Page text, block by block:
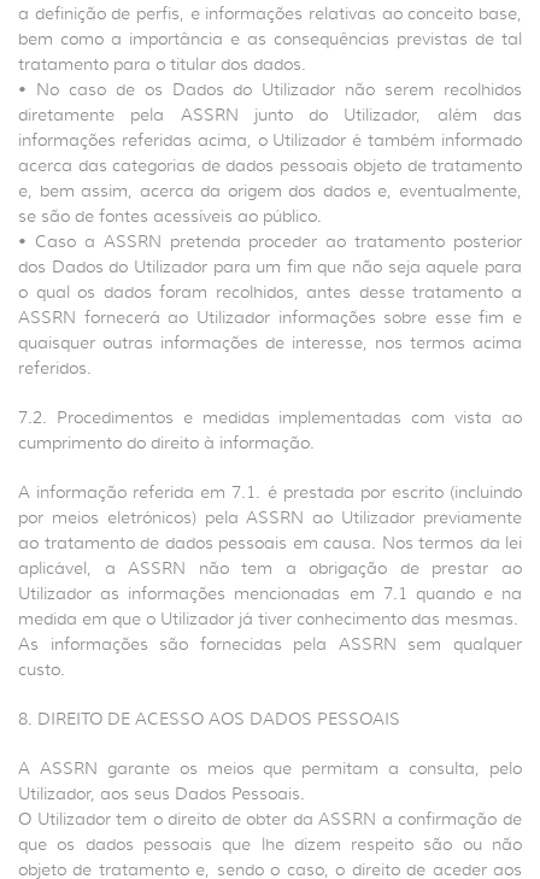
a definição de perfis, e informações relativas ao conceito base,
bem como a importância e as consequências previstas de tal
tratamento para o titular dos dados.
• No caso de os Dados do Utilizador não serem recolhidos
diretamente pela ASSRN junto do Utilizador, além das
informações referidas acima, o Utilizador é também informado
acerca das categorias de dados pessoais objeto de tratamento
e, bem assim, acerca da origem dos dados e, eventualmente,
se são de fontes acessíveis ao público.
• Caso a ASSRN pretenda proceder ao tratamento posterior
dos Dados do Utilizador para um fim que não seja aquele para
o qual os dados foram recolhidos, antes desse tratamento a
ASSRN fornecerá ao Utilizador informações sobre esse fim e
quaisquer outras informações de interesse, nos termos acima
referidos.
7.2. Procedimentos e medidas implementadas com vista ao
cumprimento do direito à informação.
A informação referida em 7.1. é prestada por escrito (incluindo
por meios eletrónicos) pela ASSRN ao Utilizador previamente
ao tratamento de dados pessoais em causa. Nos termos da lei
aplicável, a ASSRN não tem a obrigação de prestar ao
Utilizador as informações mencionadas em 7.1 quando e na
medida em que o Utilizador já tiver conhecimento das mesmas.
As informações são fornecidas pela ASSRN sem qualquer
custo.
8. DIREITO DE ACESSO AOS DADOS PESSOAIS
A ASSRN garante os meios que permitam a consulta, pelo
Utilizador, aos seus Dados Pessoais.
O Utilizador tem o direito de obter da ASSRN a confirmação de
que os dados pessoais que lhe dizem respeito são ou não
objeto de tratamento e, sendo o caso, o direito de aceder aos